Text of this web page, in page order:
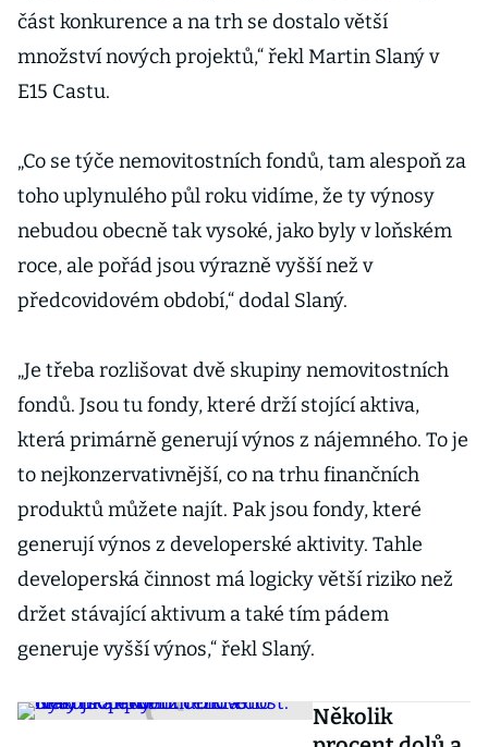
část konkurence a na trh se dostalo větší
množství nových projektů,“ řekl Martin Slaný v
E15 Castu.
„Co se týče nemovitostních fondů, tam alespoň za
toho uplynulého půl roku vidíme, že ty výnosy
nebudou obecně tak vysoké, jako byly v loňském
roce, ale pořád jsou výrazně vyšší než v
předcovidovém období,“ dodal Slaný.
„Je třeba rozlišovat dvě skupiny nemovitostních
fondů. Jsou tu fondy, které drží stojící aktiva,
která primárně generují výnos z nájemného. To je
to nejkonzervativnější, co na trhu finančních
produktů můžete najít. Pak jsou fondy, které
generují výnos z developerské aktivity. Tahle
developerská činnost má logicky větší riziko než
držet stávající aktivum a také tím pádem
generuje vyšší výnos,“ řekl Slaný.
Několik